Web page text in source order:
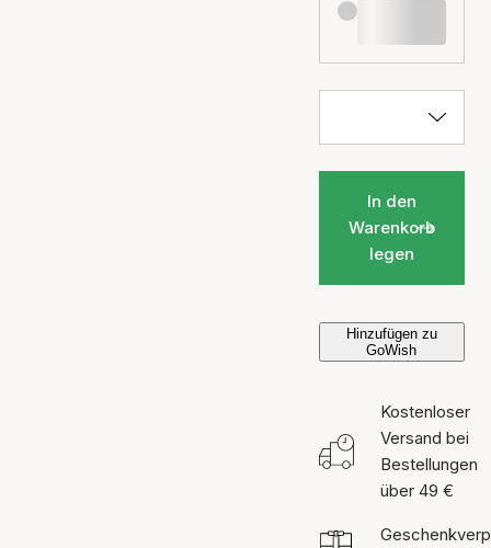
In den
Warenkorb
legen
Hinzufügen zu
GoWish
Kostenloser
Versand bei
Bestellungen
über 49 €